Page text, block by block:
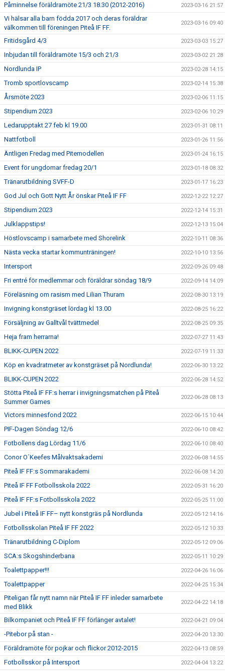
Påminnelse föräldramöte 21/3 18.30 (2012-2016) 2023-03-16 21:57
Vi hälsar alla barn födda 2017 och deras föräldrar
välkommen till föreningen Piteå IF FF.
2023-03-16 09:40
Fritidsgård 4/3 2023-03-03 15:27
Inbjudan till föräldramöte 15/3 och 21/3 2023-03-02 21:28
Nordlunda IP 2023-02-28 14:15
Tromb sportlovscamp 2023-02-14 15:38
Årsmöte 2023 2023-02-06 11:15
Stipendium 2023 2023-02-06 10:29
Ledarupptakt 27 feb kl 19.00 2023-01-31 08:11
Nattfotboll 2023-01-26 11:56
Äntligen Fredag med Pitemodellen 2023-01-24 16:15
Event för ungdomar fredag 20/1 2023-01-18 08:32
Tränarutbildning SVFF-D 2023-01-17 16:23
God Jul och Gott Nytt År önskar Piteå IF FF 2022-12-22 12:27
Stipendium 2023 2022-12-14 15:31
Julklappstips! 2022-12-13 15:04
Höstlovscamp i samarbete med Shorelink 2022-10-11 08:36
Nästa vecka startar kommunträningen! 2022-10-10 13:56
Intersport 2022-09-26 09:48
Fri entré för medlemmar och föräldrar söndag 18/9 2022-09-14 14:09
Föreläsning om rasism med Lilian Thuram 2022-08-30 13:19
Invigning konstgräset lördag kl 13.00 2022-08-25 16:22
Försäljning av Galltvål tvättmedel 2022-08-25 09:35
Heja fram herrarna! 2022-07-27 11:43
BLIKK-CUPEN 2022 2022-07-19 11:33
Köp en kvadratmeter av konstgräset på Nordlunda! 2022-06-30 13:22
BLIKK-CUPEN 2022 2022-06-28 14:52
Stötta Piteå IF FF:s herrar i invigningsmatchen på Piteå
Summer Games
2022-06-28 08:13
Victors minnesfond 2022 2022-06-15 10:44
PIF-Dagen Söndag 12/6 2022-06-10 08:42
Fotbollens dag Lördag 11/6 2022-06-10 08:40
Conor O´Keefes Målvaktsakademi 2022-06-08 14:55
Piteå IF FF:s Sommarakademi 2022-06-08 14:20
Piteå IF FF Fotbollsskola 2022 2022-05-31 16:20
Piteå IF FF:s Fotbollsskola 2022 2022-05-25 11:00
Jubel i Piteå IF FF– nytt konstgräs på Nordlunda 2022-05-12 14:16
Fotbollsskolan Piteå IF FF 2022 2022-05-12 10:33
Tränarutbildning C-Diplom 2022-05-12 09:06
SCA:s Skogshinderbana 2022-05-11 10:29
Toalettpapper!!! 2022-04-26 16:06
Toalettpapper 2022-04-25 15:34
Piteligan får nytt namn när Piteå IF FF inleder samarbete
med Blikk
2022-04-22 14:18
Bilkompaniet och Piteå IF FF förlänger avtalet! 2022-04-21 09:04
-Pitebor på stan - 2022-04-20 13:30
Föräldramöte för pojkar och flickor 2012-2015 2022-04-13 08:59
Fotbollsskor på Intersport 2022-04-04 13:22